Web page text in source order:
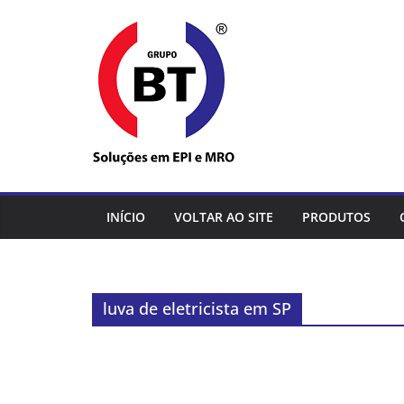
INÍCIO VOLTAR AO SITE PRODUTOS
luva de eletricista em SP